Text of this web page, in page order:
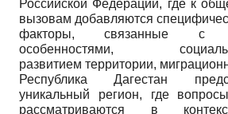
Российской Федерации, где к
вызовам добавляются
факторы, связанные с
особенностями,
развитием территории,
Республика Дагестан
уникальный регион, где
рассматриваются в